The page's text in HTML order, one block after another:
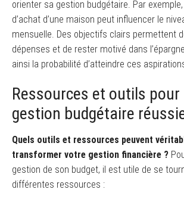
orienter sa gestion budgétaire. Par
d’achat d’une maison peut influencer le
mensuelle. Des objectifs clairs permettent
dépenses et de rester motivé dans
ainsi la probabilité d’atteindre ces
Ressources et outils pour
gestion budgétaire
Quels outils et ressources peuvent
transformer votre gestion financière ?
gestion de son budget, il est utile de se
différentes ressources :